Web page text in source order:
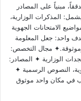
مبنياً على المصادر
المذكرات الوزارية،
الامتحانات الجهوية
واحد: جعل المعلومة
وموثوقة.✦ مجال التخصص:
الوزارية ✦ المصادر:
النصوص الرسمية ✦
في مكان واحد موثوق